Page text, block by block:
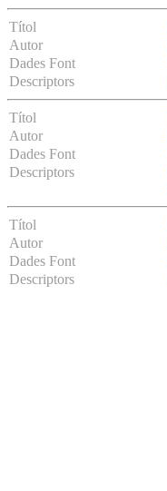
Títol
Autor
Dades Font
Descriptors
Títol
Autor
Dades Font
Descriptors
Títol
Autor
Dades Font
Descriptors